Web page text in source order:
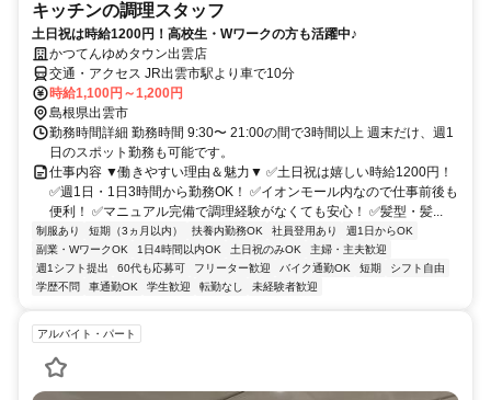
キッチンの調理スタッフ
土日祝は時給1200円！高校生・Wワークの方も活躍中♪
かつてんゆめタウン出雲店
交通・アクセス JR出雲市駅より車で10分
時給1,100円～1,200円
島根県出雲市
勤務時間詳細 勤務時間 9:30〜 21:00の間で3時間以上 週末だけ、週1
日のスポット勤務も可能です。
仕事内容 ▼働きやすい理由＆魅力▼ ✅土日祝は嬉しい時給1200円！
✅週1日・1日3時間から勤務OK！ ✅イオンモール内なので仕事前後も
便利！ ✅マニュアル完備で調理経験がなくても安心！ ✅髪型・髪...
制服あり 短期（3ヵ月以内） 扶養内勤務OK 社員登用あり
週1日からOK
副業・WワークOK
1日4時間以内OK 土日祝のみOK
主婦・主夫歓迎
週1シフト提出
60代も応募可 フリーター歓迎 バイク通勤OK 短期
シフト自由
学歴不問
車通勤OK 学生歓迎 転勤なし 未経験者歓迎
アルバイト・パート